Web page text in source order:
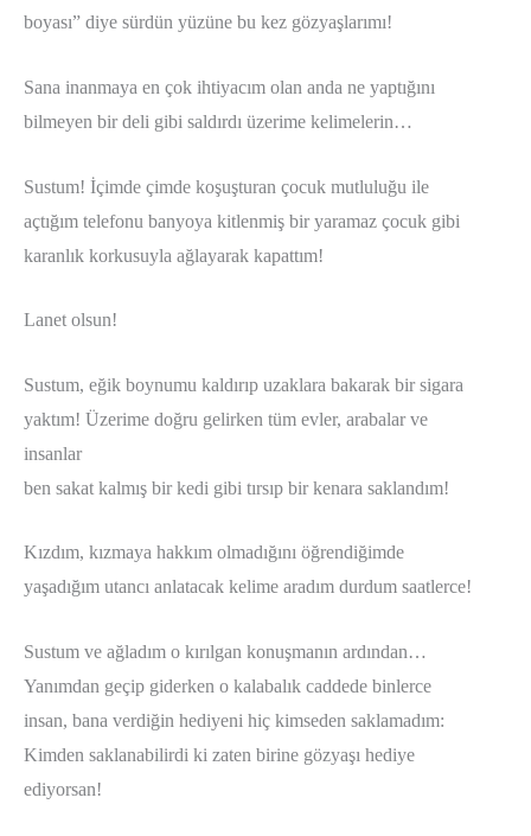
boyası” diye sürdün yüzüne bu kez gözyaşlarımı!
Sana inanmaya en çok ihtiyacım olan anda ne yaptığını
bilmeyen bir deli gibi saldırdı üzerime kelimelerin…
Sustum! İçimde çimde koşuşturan çocuk mutluluğu ile
açtığım telefonu banyoya kitlenmiş bir yaramaz çocuk gibi
karanlık korkusuyla ağlayarak kapattım!
Lanet olsun!
Sustum, eğik boynumu kaldırıp uzaklara bakarak bir sigara
yaktım! Üzerime doğru gelirken tüm evler, arabalar ve
insanlar
ben sakat kalmış bir kedi gibi tırsıp bir kenara saklandım!
Kızdım, kızmaya hakkım olmadığını öğrendiğimde
yaşadığım utancı anlatacak kelime aradım durdum saatlerce!
Sustum ve ağladım o kırılgan konuşmanın ardından…
Yanımdan geçip giderken o kalabalık caddede binlerce
insan, bana verdiğin hediyeni hiç kimseden saklamadım:
Kimden saklanabilirdi ki zaten birine gözyaşı hediye
ediyorsan!